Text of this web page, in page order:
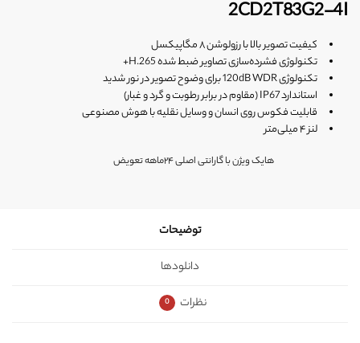
2CD2T83G2-4I
کیفیت تصویر بالا با رزولوشن ۸ مگاپیکسل
تکنولوژی فشرده‌سازی تصاویر ضبط شده H.265+
تکنولوژی 120dB WDR برای وضوح تصویر در نور شدید
استاندارد IP67 (مقاوم در برابر رطوبت و گرد و غبار)
قابلیت فکوس روی انسان و وسایل نقلیه با هوش مصنوعی
لنز ۴ میلی‌متر
هایک ویژن با گارانتی اصلی ۲۴ماهه تعویض
توضیحات
دانلودها
نظرات
0